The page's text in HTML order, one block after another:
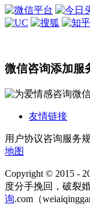
微信咨询添加服
友情链接
用户协议咨询服务
地图
Copyright © 2015 -
度分手挽回，破裂
询.com（